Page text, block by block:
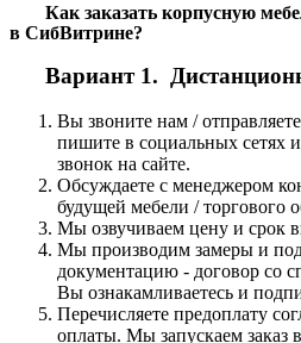
Как заказать корпусную
в СибВитрине?
Вариант 1.
Вы звоните нам /
пишите в социальных сетях
звонок на сайте.
Обсуждаете с менеджером
будущей мебели / торгового
Мы озвучиваем цену и срок
Мы производим замеры и
документацию - договор со
Вы ознакамливаетесь и
Перечисляете предоплату
оплаты. Мы запускаем заказ